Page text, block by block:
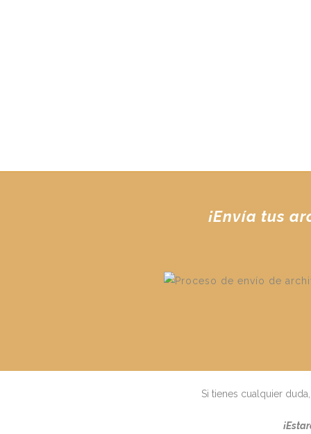
¡Envía tus
Si tienes cualquier